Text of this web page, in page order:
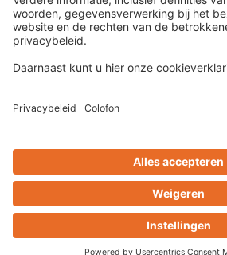
Algemene verkoop- en
leveringsvoorwaarden
Disclaimer
Privacy-Portal
Design & Code ❤zwetschke